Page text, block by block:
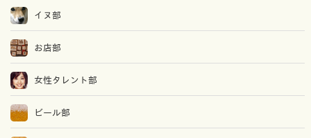
イヌ部
お店部
女性タレント部
ビール部